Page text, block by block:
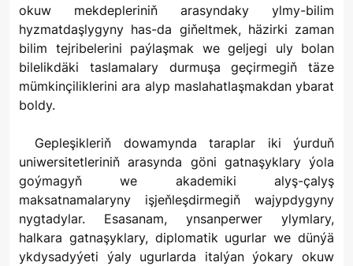
okuw mekdepleriniň arasyndaky ylmy-bilim
hyzmatdaşlygyny has-da giňeltmek, häzirki zaman
bilim tejribelerini paýlaşmak we geljegi uly bolan
bilelikdäki taslamalary durmuşa geçirmegiň täze
mümkinçiliklerini ara alyp maslahatlaşmakdan ybarat
boldy.
Gepleşikleriň dowamynda taraplar iki ýurduň
uniwersitetleriniň arasynda göni gatnaşyklary ýola
goýmagyň we akademiki alyş-çalyş
maksatnamalaryny işjeňleşdirmegiň wajypdygyny
nygtadylar. Esasanam, ynsanperwer ylymlary,
halkara gatnaşyklary, diplomatik ugurlar we dünýä
ykdysadyýeti ýaly ugurlarda italýan ýokary okuw